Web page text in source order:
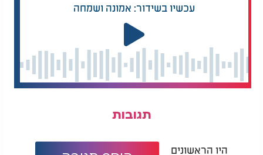
עכשיו בשידור: אמונה ושמחה
תגובות
היו הראשונים